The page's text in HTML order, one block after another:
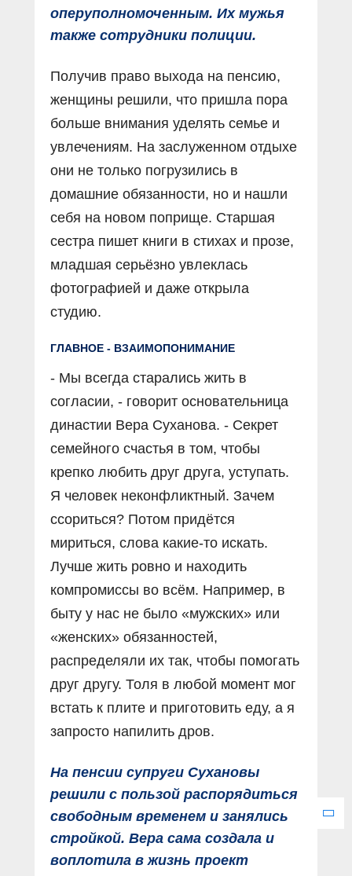
оперуполномоченным. Их мужья
также сотрудники полиции.
Получив право выхода на пенсию,
женщины решили, что пришла пора
больше внимания уделять семье и
увлечениям. На заслуженном отдыхе
они не только погрузились в
домашние обязанности, но и нашли
себя на новом поприще. Старшая
сестра пишет книги в стихах и прозе,
младшая серьёзно увлеклась
фотографией и даже открыла
студию.
ГЛАВНОЕ - ВЗАИМОПОНИМАНИЕ
- Мы всегда старались жить в
согласии, - говорит основательница
династии Вера Суханова. - Секрет
семейного счастья в том, чтобы
крепко любить друг друга, уступать.
Я человек неконфликтный. Зачем
ссориться? Потом придётся
мириться, слова какие-то искать.
Лучше жить ровно и находить
компромиссы во всём. Например, в
быту у нас не было «мужских» или
«женских» обязанностей,
распределяли их так, чтобы помогать
друг другу. Толя в любой момент мог
встать к плите и приготовить еду, а я
запросто напилить дров.
На пенсии супруги Сухановы
решили с пользой распорядиться
свободным временем и занялись
стройкой. Вера сама создала и
воплотила в жизнь проект